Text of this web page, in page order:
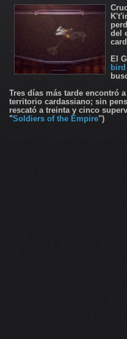
del
El
Tres días más tarde encontró
territorio cardassiano; sin
rescató a treinta y cinco
"Soldiers of the Empire")